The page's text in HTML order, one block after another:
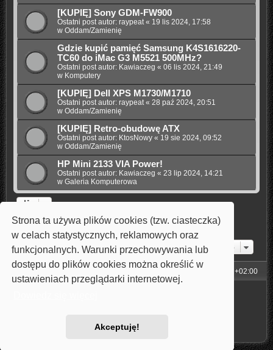
Strona ta używa plików cookies (tzw. ciasteczka)
w celach statystycznych, reklamowych oraz
funkcjonalnych. Warunki przechowywania lub
dostępu do plików cookies można określić w
ustawieniach przeglądarki internetowej.
Akceptuję!
[KUPIĘ] Sony GDM-FW900
Ostatni post autor: raypeat« 19 lis 2024, 17:58
w Oddam/Zamienię
Gdzie kupić pamięć Samsung K4S1616220-
TC60 do iMac G3 M5521 500MHz?
Ostatni post autor: Kawiaczeg « 06 lis 2024, 21:49
w Komputery
[KUPIĘ] Dell XPS M1730/M1710
Ostatni post autor: raypeat« 28 paź 2024, 20:51
w Oddam/Zamienię
[KUPIĘ] Retro-obudowę ATX
Ostatni post autor: KtosNowy« 19 sie 2024, 09:52
w Oddam/Zamienię
HP Mini 2133 VIA Power!
Ostatni post autor: Kawiaczeg « 23 lip 2024, 14:21
w Galeria Komputerowa
Znaleziono 110 wyników 1 2 3 4 5 Następna
Przejdź do
Strona główna UTC+02:00